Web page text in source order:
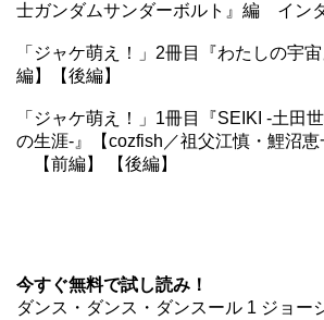
士ガンダムサンダーボルト』編
イン
「ジャケ萌え！」2冊目『わたしの宇宙
編】
【後編】
「ジャケ萌え！」1冊目『SEIKI -土田
の生涯-』【cozfish／祖父江慎・鯉沼恵
【前編】
【後編】
今すぐ無料で試し読み！
ダンス・ダンス・ダンスール 1 ジョー